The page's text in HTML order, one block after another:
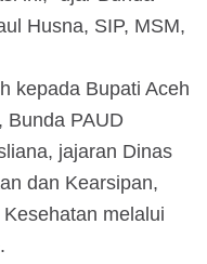
Husna, SIP, MSM,
kepada Bupati Aceh
Bunda PAUD
jajaran Dinas
dan Kearsipan,
melalui